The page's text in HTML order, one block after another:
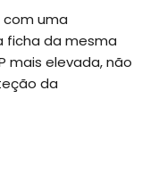
com uma
ficha da mesma
mais elevada, não
da